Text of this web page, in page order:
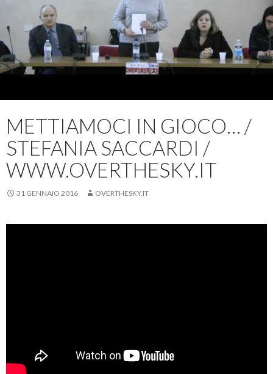
METTIAMOCI IN GIOCO… /
STEFANIA SACCARDI /
WWW.OVERTHESKY.IT
31 GENNAIO 2016 OVERTHESKY.IT